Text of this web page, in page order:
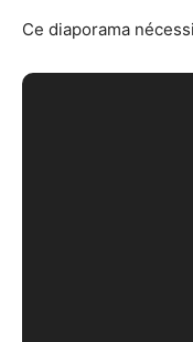
Ce diaporama